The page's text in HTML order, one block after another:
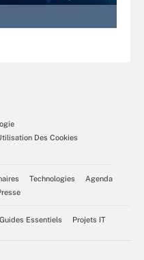
Des Cookies
Technologies
Agenda
Guides Essentiels Projets IT